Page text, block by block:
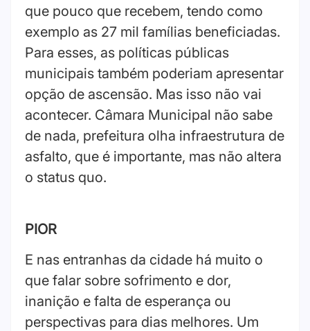
que pouco que recebem, tendo como
exemplo as 27 mil famílias beneficiadas.
Para esses, as políticas públicas
municipais também poderiam apresentar
opção de ascensão. Mas isso não vai
acontecer. Câmara Municipal não sabe
de nada, prefeitura olha infraestrutura de
asfalto, que é importante, mas não altera
o status quo.
PIOR
E nas entranhas da cidade há muito o
que falar sobre sofrimento e dor,
inanição e falta de esperança ou
perspectivas para dias melhores. Um